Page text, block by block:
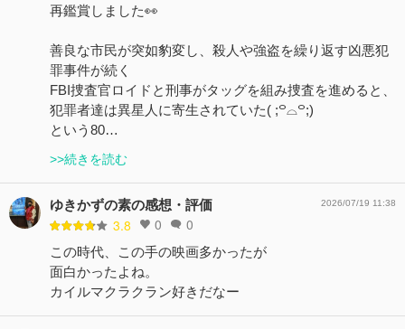
再鑑賞しました👀
善良な市民が突如豹変し、殺人や強盗を繰り返す凶悪犯
罪事件が続く
FBI捜査官ロイドと刑事がタッグを組み捜査を進めると、
犯罪者達は異星人に寄生されていた( ;꒪⌓꒪;)
という80…
>>続きを読む
ゆきかずの素の感想・評価
3.8 0 0
2026/07/19 11:38
この時代、この手の映画多かったが
面白かったよね。
カイルマクラクラン好きだなー